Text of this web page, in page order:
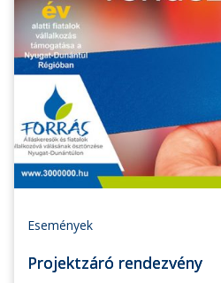
Események
Projektzáró rendezvény